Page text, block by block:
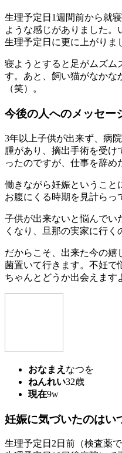
生理予定日1週間前から就
ような感じがありました。
生理予定日に更に上がりま
寝ようとすると足がムズム
す。あと、飼い猫がなかな
（笑）。
今後の人へのメッセー
3年以上子供が出来ず、病
腫があり、摘出手術を受け
ったのですが、仕事を辞め
働きながら妊娠ということ
お腹にくる時期を見計らっ
子供が出来ないと悩んでい
くなり、旦那の実家に行く
だからこそ、出来た今の嬉
菌置いて行きます。不妊で
ちゃんとどうか出会えます
おなまえ なつを
ねんれい32歳
現在9w
妊娠に気づいたのはい
生理予定日2日前（検査薬で